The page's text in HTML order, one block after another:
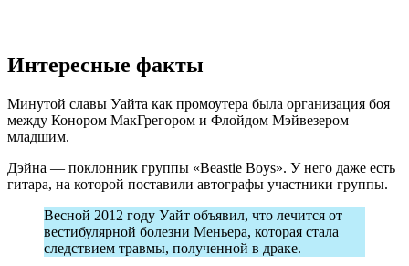
Интересные факты
Минутой славы Уайта как промоутера была организация боя
между Конором МакГрегором и Флойдом Мэйвезером
младшим.
Дэйна — поклонник группы «Beastie Boys». У него даже есть
гитара, на которой поставили автографы участники группы.
Весной 2012 году Уайт объявил, что лечится от
вестибулярной болезни Меньера, которая стала
следствием травмы, полученной в драке.